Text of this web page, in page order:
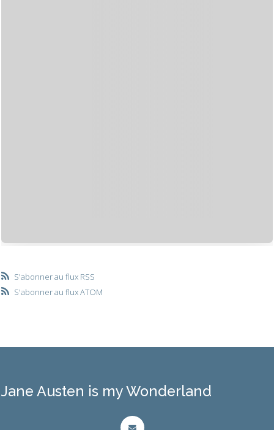
S'abonner au flux RSS
S'abonner au flux ATOM
Jane Austen is my Wonderland